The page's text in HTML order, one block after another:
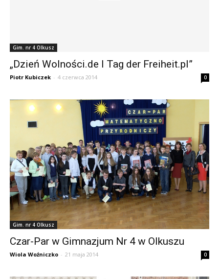
Gim. nr 4 Olkusz
„Dzień Wolności.de I Tag der Freiheit.pl”
Piotr Kubiczek - 4 czerwca 2014 0
Gim. nr 4 Olkusz
Czar-Par w Gimnazjum Nr 4 w Olkuszu
Wiola Woźniczko - 21 maja 2014 0